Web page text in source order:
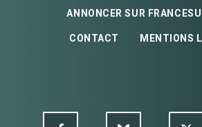
ANNONCER SUR
CONTACT MENTIONS